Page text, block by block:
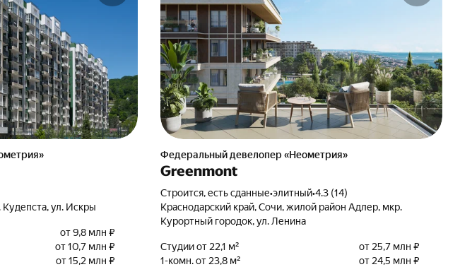
Кудепста, ул. Искры
от 9,8 млн ₽
от 10,7 млн ₽
от 15,2 млн ₽
Федеральный девелопер «Неометрия»
Greenmont
Строится, есть сданные•элитный•4.3 (14)
Краснодарский край, Сочи, жилой район Адлер, мкр.
Курортный городок, ул. Ленина
Студии от 22,1 м²
от 25,7 млн ₽
1-комн. от 23,8 м²
от 24,5 млн ₽